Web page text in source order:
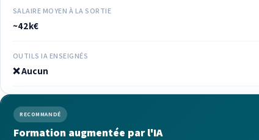
SALAIRE MOYEN À LA SORTIE
~42k€
OUTILS IA ENSEIGNÉS
❌ Aucun
RECOMMANDÉ
Formation augmentée par l'IA